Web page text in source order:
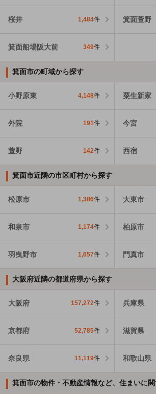
桜井 1,484件 箕面萱野
箕面船場阪大前 349件
箕面市の町域から探す
小野原東 4,148件 粟生新家
外院 191件 今宮
萱野 142件 西宿
箕面市近隣の市区町村から探す
松原市 1,386件 大東市
和泉市 1,174件 柏原市
羽曳野市 1,657件 門真市
大阪府近隣の都道府県から探す
大阪府 157,272件 兵庫県
京都府 52,785件 滋賀県
奈良県 11,119件 和歌山県
箕面市の物件・不動産情報など、住まいに